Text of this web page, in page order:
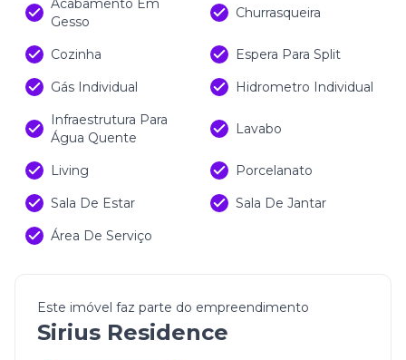
Acabamento Em
Gesso
Churrasqueira
Cozinha
Espera Para Split
Gás Individual
Hidrometro Individual
Infraestrutura Para
Água Quente
Lavabo
Living
Porcelanato
Sala De Estar
Sala De Jantar
Área De Serviço
Este imóvel faz parte do empreendimento
Sirius Residence